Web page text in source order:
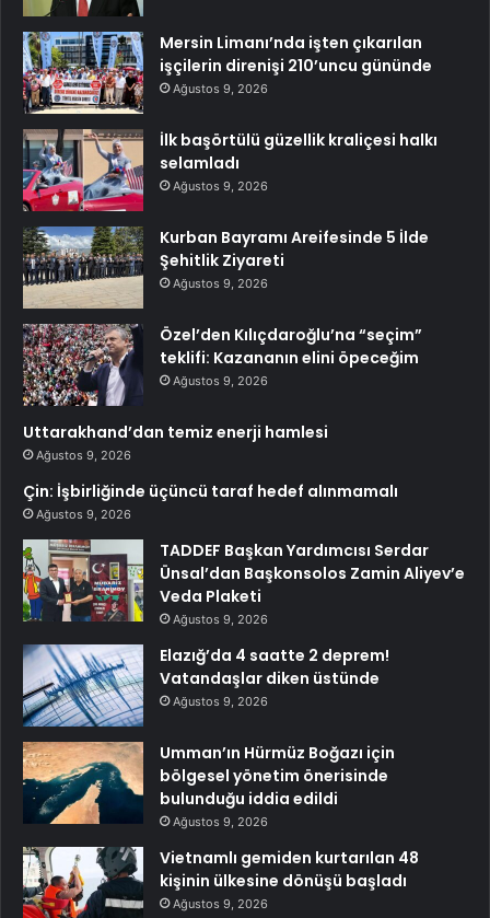
Mersin Limanı’nda işten çıkarılan
işçilerin direnişi 210’uncu gününde
Ağustos 9, 2026
İlk başörtülü güzellik kraliçesi halkı
selamladı
Ağustos 9, 2026
Kurban Bayramı Areifesinde 5 İlde
Şehitlik Ziyareti
Ağustos 9, 2026
Özel’den Kılıçdaroğlu’na “seçim”
teklifi: Kazananın elini öpeceğim
Ağustos 9, 2026
Uttarakhand’dan temiz enerji hamlesi
Ağustos 9, 2026
Çin: İşbirliğinde üçüncü taraf hedef alınmamalı
Ağustos 9, 2026
TADDEF Başkan Yardımcısı Serdar
Ünsal’dan Başkonsolos Zamin Aliyev’e
Veda Plaketi
Ağustos 9, 2026
Elazığ’da 4 saatte 2 deprem!
Vatandaşlar diken üstünde
Ağustos 9, 2026
Umman’ın Hürmüz Boğazı için
bölgesel yönetim önerisinde
bulunduğu iddia edildi
Ağustos 9, 2026
Vietnamlı gemiden kurtarılan 48
kişinin ülkesine dönüşü başladı
Ağustos 9, 2026